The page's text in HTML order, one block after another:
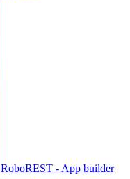
RoboREST - App builder